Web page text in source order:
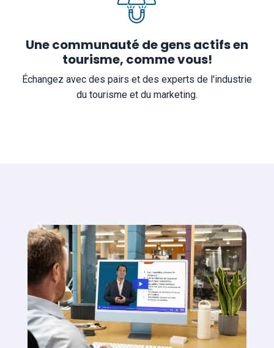
Une communauté de gens actifs en
tourisme, comme vous!
Échangez avec des pairs et des experts de l'industrie
du tourisme et du marketing.